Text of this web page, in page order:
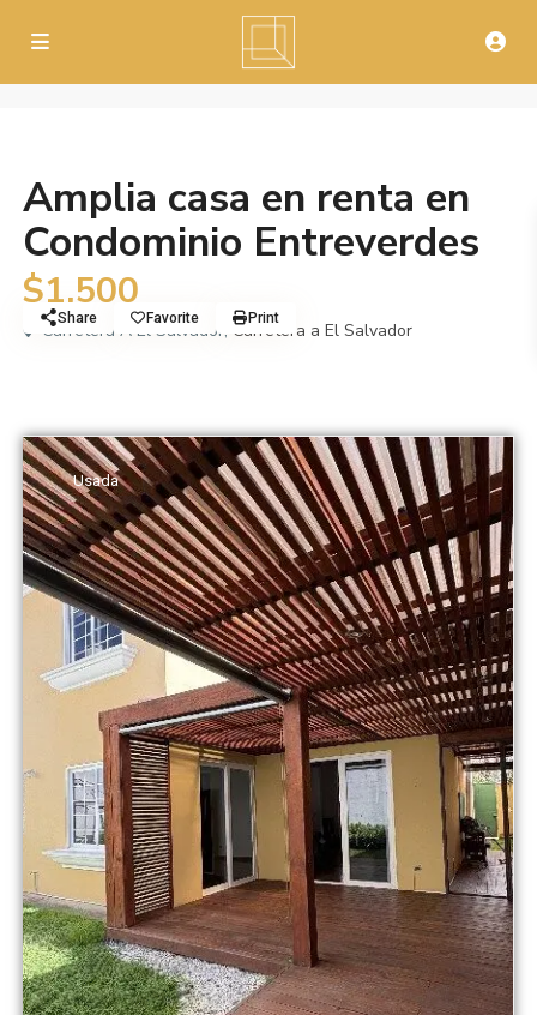
Amplia casa en renta en
Condominio Entreverdes
$1,500
Carretera A El Salvador, Carretera a El Salvador
Share Favorite Print
Usada